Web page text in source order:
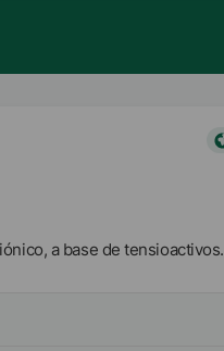
a base de tensioactivos.